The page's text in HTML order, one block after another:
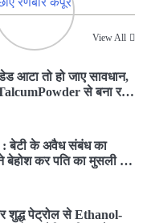
View All
हुआ PH समिट-2026,
न करें नजर अंदाज
आटा तो हो जाए सावधान,
से बना रहे
बेटी के अवैध संबंध का
बेहोश कर पति का मुसली से
शुद्ध पेट्रोल से Ethanol-